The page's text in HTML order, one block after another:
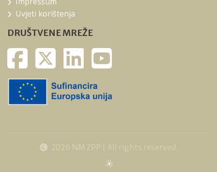
Uvjeti korištenja
DRUŠTVENE MREŽE
2026 NM ZPP | All rights reserved.